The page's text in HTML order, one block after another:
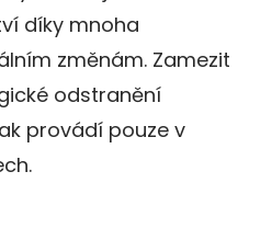
díky mnoha
změnám. Zamezit
odstranění
provádí pouze v